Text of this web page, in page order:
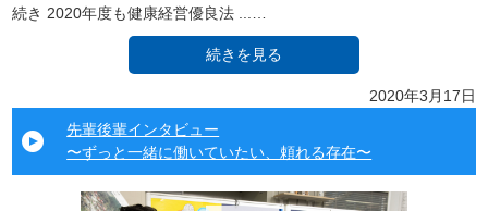
続き 2020年度も健康経営優良法 ...…
続きを見る
2020年3月17日
先輩後輩インタビュー
〜ずっと一緒に働いていたい、頼れる存在〜